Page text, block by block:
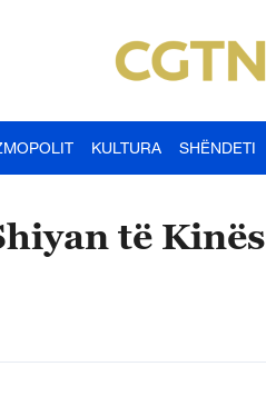
KULTURA SHËNDETI
të Kinës